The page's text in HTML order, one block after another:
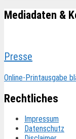
Mediadaten &
Presse
Online-Printausgabe
Rechtliches
Impressum
Datenschutz